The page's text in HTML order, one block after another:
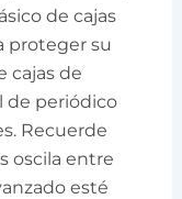
de cajas
proteger su
cajas de
de periódico
Recuerde
oscila entre
esté